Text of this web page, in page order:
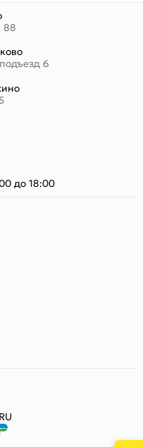
88
6
до 18:00